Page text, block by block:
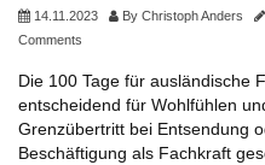
14.11.2023 By Christoph Anders
Comments
Die 100 Tage für ausländische
entscheidend für Wohlfühlen
Grenzübertritt bei Entsendung
Beschäftigung als Fachkraft